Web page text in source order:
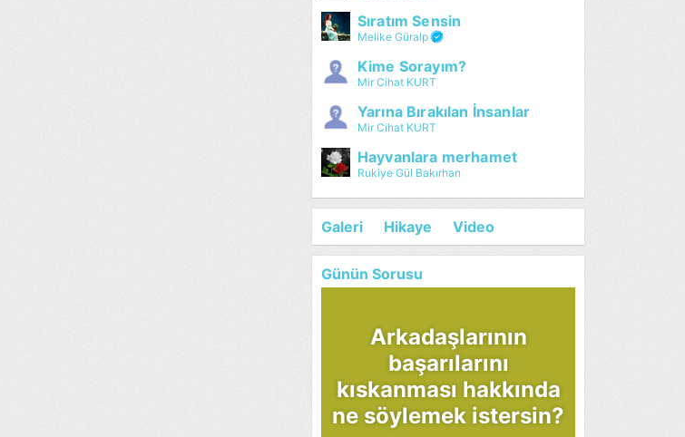
Sıratım Sensin
Melike Güralp
Kime Sorayım?
Mir Cihat KURT
Yarına Bırakılan İnsanlar
Mir Cihat KURT
Hayvanlara merhamet
Rukiye Gül Bakırhan
Galeri Hikaye Video
Günün Sorusu
Arkadaşlarının
başarılarını
kıskanması hakkında
ne söylemek istersin?